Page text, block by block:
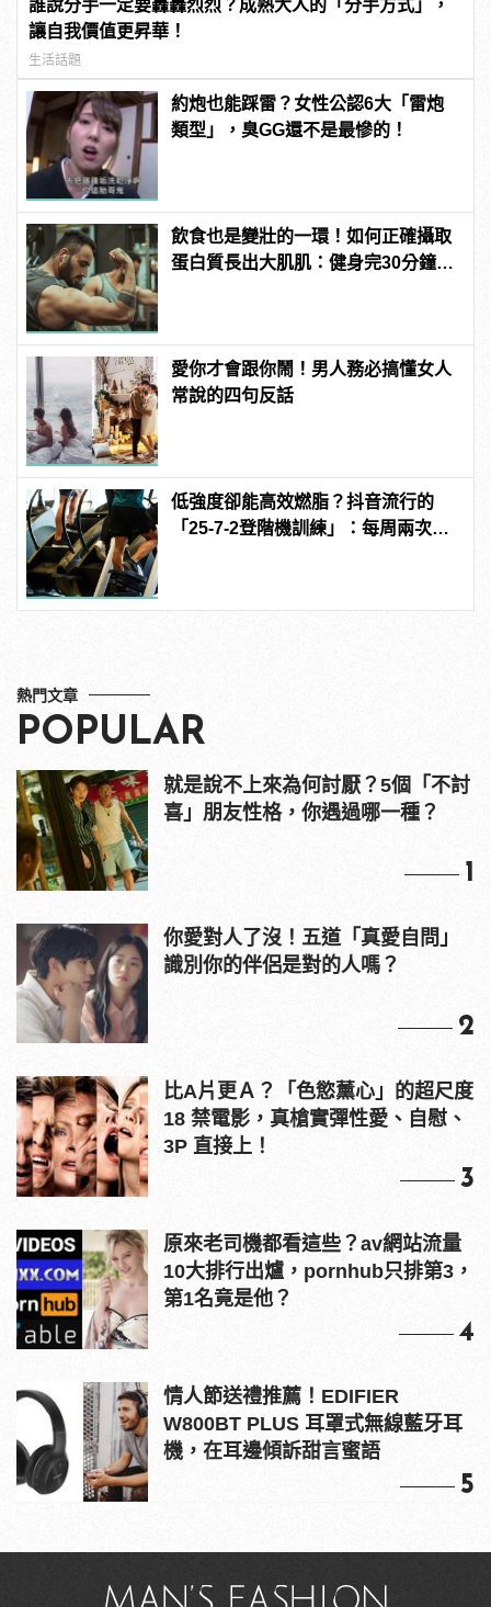
誰說分手一定要轟轟烈烈？成熟大人的「分手方式」，
讓自我價值更昇華！
生活話題
約炮也能踩雷？女性公認6大「雷炮
類型」，臭GG還不是最慘的！
飲食也是變壯的一環！如何正確攝取
蛋白質長出大肌肌：健身完30分鐘是
愛你才會跟你鬧！男人務必搞懂女人
常說的四句反話
低強度卻能高效燃脂？抖音流行的
「25-7-2登階機訓練」：每周兩次即
熱門文章
POPULAR
就是說不上來為何討厭？5個「不討
喜」朋友性格，你遇過哪一種？
1
你愛對人了沒！五道「真愛自問」
識別你的伴侶是對的人嗎？
2
比A片更Ａ？「色慾薰心」的超尺度
18 禁電影，真槍實彈性愛、自慰、
3P 直接上！
3
原來老司機都看這些？av網站流量
10大排行出爐，pornhub只排第3，
第1名竟是他？
4
情人節送禮推薦！EDIFIER
W800BT PLUS 耳罩式無線藍牙耳
機，在耳邊傾訴甜言蜜語
5